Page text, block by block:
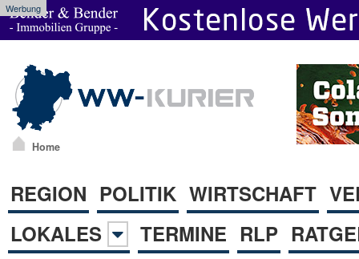
Werbung
Home
REGION POLITIK WIRTSCHAFT
LOKALES
TERMINE RLP